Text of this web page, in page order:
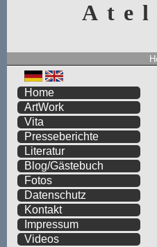
Home
ArtWork
Vita
Presseberichte
Literatur
Blog/Gästebuch
Fotos
Datenschutz
Kontakt
Impressum
Videos